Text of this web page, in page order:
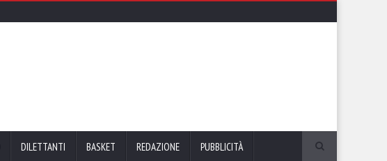
DILETTANTI BASKET REDAZIONE PUBBLICITÀ